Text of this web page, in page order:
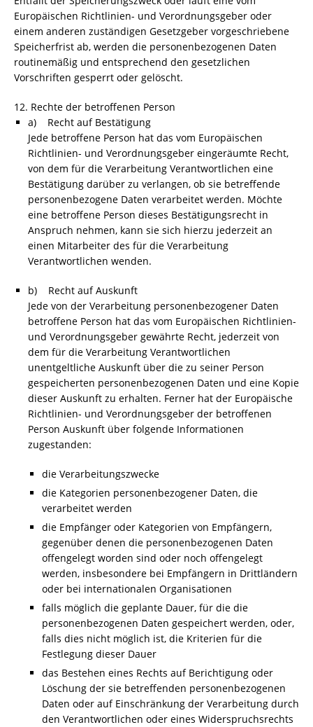
Europäischen Richtlinien- und Verordnungsgeber oder
einem anderen zuständigen Gesetzgeber vorgeschriebene
Speicherfrist ab, werden die personenbezogenen Daten
routinemäßig und entsprechend den gesetzlichen
Vorschriften gesperrt oder gelöscht.
12. Rechte der betroffenen Person
a) Recht auf Bestätigung
Jede betroffene Person hat das vom Europäischen
Richtlinien- und Verordnungsgeber eingeräumte Recht,
von dem für die Verarbeitung Verantwortlichen eine
Bestätigung darüber zu verlangen, ob sie betreffende
personenbezogene Daten verarbeitet werden. Möchte
eine betroffene Person dieses Bestätigungsrecht in
Anspruch nehmen, kann sie sich hierzu jederzeit an
einen Mitarbeiter des für die Verarbeitung
Verantwortlichen wenden.
b) Recht auf Auskunft
Jede von der Verarbeitung personenbezogener Daten
betroffene Person hat das vom Europäischen Richtlinien-
und Verordnungsgeber gewährte Recht, jederzeit von
dem für die Verarbeitung Verantwortlichen
unentgeltliche Auskunft über die zu seiner Person
gespeicherten personenbezogenen Daten und eine Kopie
dieser Auskunft zu erhalten. Ferner hat der Europäische
Richtlinien- und Verordnungsgeber der betroffenen
Person Auskunft über folgende Informationen
zugestanden:
die Verarbeitungszwecke
die Kategorien personenbezogener Daten, die
verarbeitet werden
die Empfänger oder Kategorien von Empfängern,
gegenüber denen die personenbezogenen Daten
offengelegt worden sind oder noch offengelegt
werden, insbesondere bei Empfängern in Drittländern
oder bei internationalen Organisationen
falls möglich die geplante Dauer, für die die
personenbezogenen Daten gespeichert werden, oder,
falls dies nicht möglich ist, die Kriterien für die
Festlegung dieser Dauer
das Bestehen eines Rechts auf Berichtigung oder
Löschung der sie betreffenden personenbezogenen
Daten oder auf Einschränkung der Verarbeitung durch
den Verantwortlichen oder eines Widerspruchsrechts